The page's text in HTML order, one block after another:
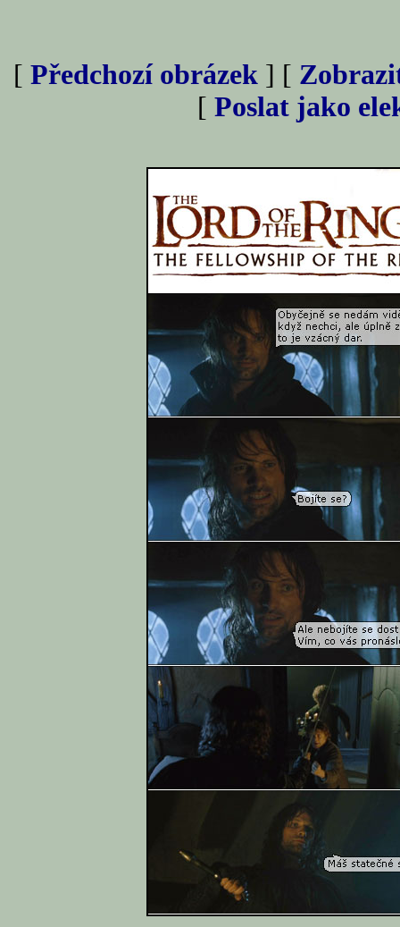
[ Předchozí obrázek ] [
[ Poslat jako